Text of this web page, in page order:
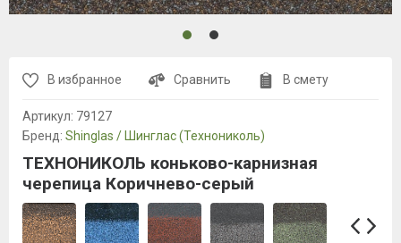
В избранное Сравнить В смету
Артикул: 79127
Бренд: Shinglas / Шинглас (Технониколь)
ТЕХНОНИКОЛЬ коньково-карнизная
черепица Коричнево-серый